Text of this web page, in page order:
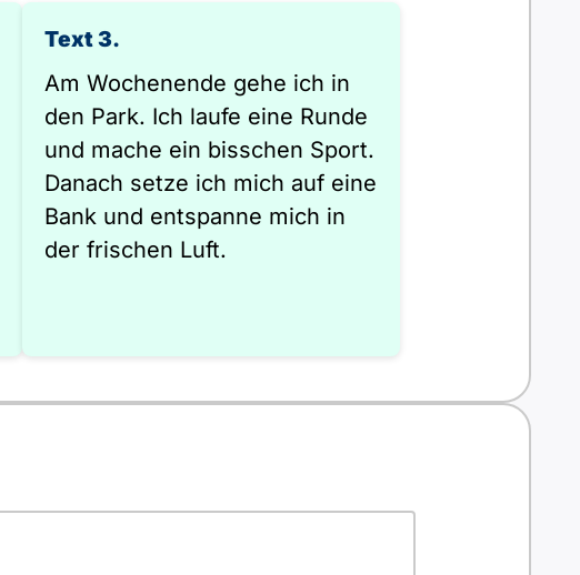
Text 3.
Am Wochenende gehe ich in
den Park. Ich laufe eine Runde
und mache ein bisschen Sport.
Danach setze ich mich auf eine
Bank und entspanne mich in
der frischen Luft.